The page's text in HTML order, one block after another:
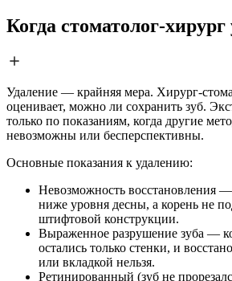
Когда стоматолог-хирург
Удаление — крайняя мера. Хирург-
оценивает, можно ли сохранить зуб.
только по показаниям, когда другие
невозможны или бесперспективны.
Основные показания к удалению:
Невозможность восстановления
ниже уровня десны, а корень не
штифтовой конструкции.
Выраженное разрушение зуба —
остались только стенки, и
или вкладкой нельзя.
Ретинированный (зуб не